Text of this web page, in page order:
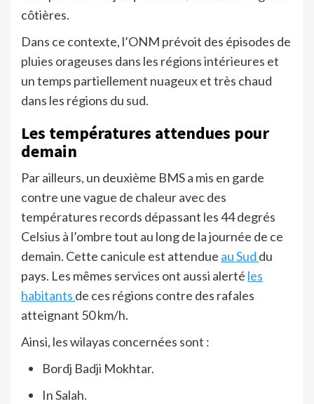
côtières.
Dans ce contexte, l’ONM prévoit des épisodes de
pluies orageuses dans les régions intérieures et
un temps partiellement nuageux et très chaud
dans les régions du sud.
Les températures attendues pour
demain
Par ailleurs, un deuxième BMS a mis en garde
contre une vague de chaleur avec des
températures records dépassant les 44 degrés
Celsius à l’ombre tout au long de la journée de ce
demain. Cette canicule est attendue au Sud du
pays. Les mêmes services ont aussi alerté les
habitants de ces régions contre des rafales
atteignant 50 km/h.
Ainsi, les wilayas concernées sont :
Bordj Badji Mokhtar.
In Salah.